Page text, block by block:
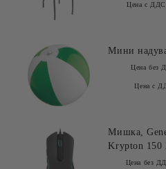
Цена с
Мини
Цена без
Цена с
Мишка,
Krypton 150
Цена без